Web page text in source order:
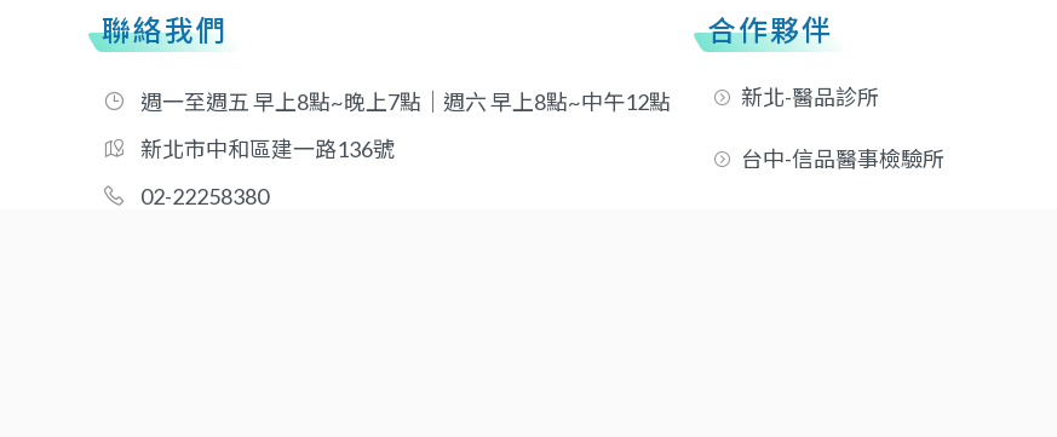
聯絡我們
週一至週五 早上8點~晚上7點｜週六 早上8點~中午12點
新北市中和區建一路136號
02-22258380
合作夥伴
新北-醫品診所
台中-信品醫事檢驗所